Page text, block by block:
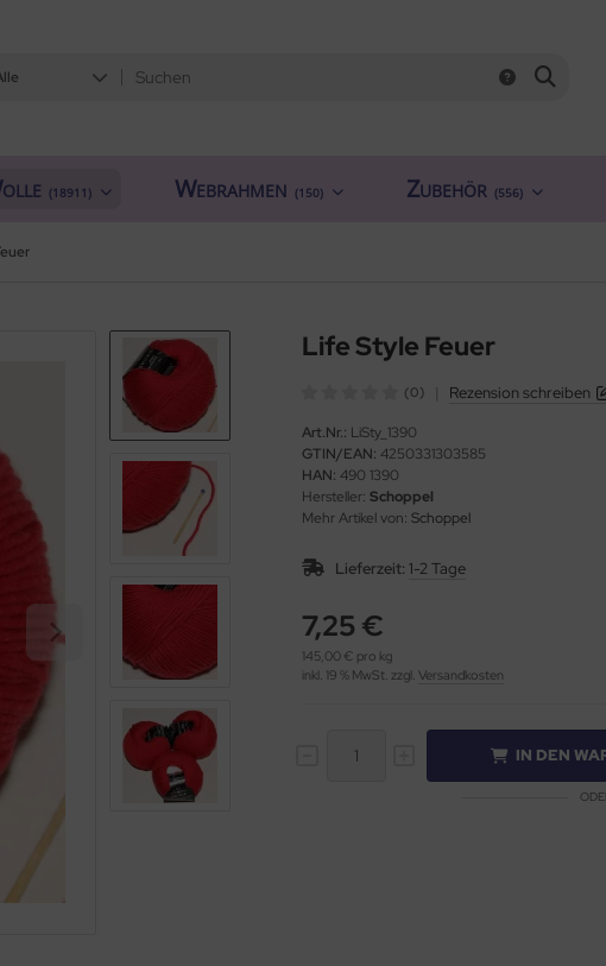
(18911) Webrahmen (150) Zubehör (556)
Life Style Feuer
(0) Rezension schreiben
Art.Nr.: LiSty_1390
GTIN/EAN: 4250331303585
HAN: 490 1390
Hersteller: Schoppel
Mehr Artikel von: Schoppel
Lieferzeit: 1-2 Tage
7,25 €
145,00 € pro kg
inkl. 19 % MwSt. zzgl. Versandkosten
IN DEN